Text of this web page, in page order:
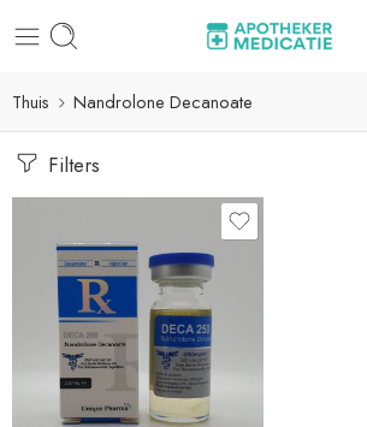
Thuis Nandrolone Decanoate
Filters